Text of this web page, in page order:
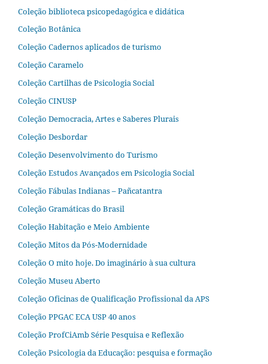
Coleção biblioteca psicopedagógica e didática
Coleção Botânica
Coleção Cadernos aplicados de turismo
Coleção Caramelo
Coleção Cartilhas de Psicologia Social
Coleção CINUSP
Coleção Democracia, Artes e Saberes Plurais
Coleção Desbordar
Coleção Desenvolvimento do Turismo
Coleção Estudos Avançados em Psicologia Social
Coleção Fábulas Indianas – Pañcatantra
Coleção Gramáticas do Brasil
Coleção Habitação e Meio Ambiente
Coleção Mitos da Pós-Modernidade
Coleção O mito hoje. Do imaginário à sua cultura
Coleção Museu Aberto
Coleção Oficinas de Qualificação Profissional da APS
Coleção PPGAC ECA USP 40 anos
Coleção ProfCiAmb Série Pesquisa e Reflexão
Coleção Psicologia da Educação: pesquisa e formação